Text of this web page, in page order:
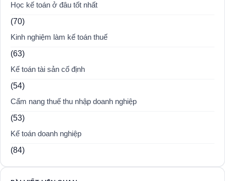
Học kế toán ở đâu tốt nhất
(70)
Kinh nghiệm làm kế toán thuế
(63)
Kế toán tài sản cố định
(54)
Cẩm nang thuế thu nhập doanh nghiệp
(53)
Kế toán doanh nghiệp
(84)